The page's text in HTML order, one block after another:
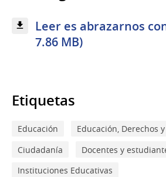
Leer es abrazarnos
7.86 MB)
Etiquetas
Educación
Educación, Derechos
Ciudadanía
Docentes y
Instituciones Educativas